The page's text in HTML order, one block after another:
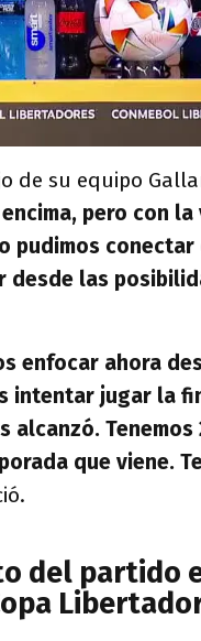
de su equipo
pero con
pudimos
desde las
enfocar ahora
intentar jugar la
alcanzó.
que viene.
del partido